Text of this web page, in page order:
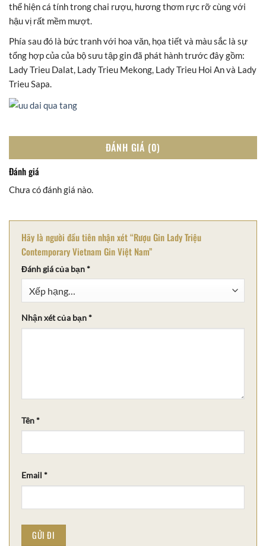
thể hiện cá tính trong chai rượu, hương thơm rực rỡ cùng với
hậu vị rất mềm mượt.
Phía sau đó là bức tranh với hoa văn, họa tiết và màu sắc là sự
tổng hợp của của bộ sưu tập gin đã phát hành trước đây gồm:
Lady Trieu Dalat, Lady Trieu Mekong, Lady Trieu Hoi An và Lady
Trieu Sapa.
ĐÁNH GIÁ (0)
Đánh giá
Chưa có đánh giá nào.
Hãy là người đầu tiên nhận xét “Rượu Gin Lady Triệu
Contemporary Vietnam Gin Việt Nam”
Đánh giá của bạn*
Nhận xét của bạn*
Tên*
Email *